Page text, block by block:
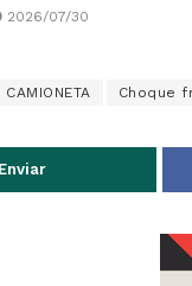
2026/07/30
CAMIONETA Choque
Enviar